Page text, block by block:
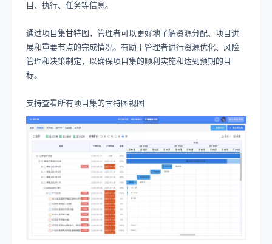
目、执行、任务等信息。
通过项目集甘特图，管理者可以更好地了解资源分配、项目进
展和重要节点的完成情况。有助于管理者进行资源优化、风险
管理和决策制定，以确保项目集的顺利实施和达到预期的目
标。
支持查看所有项目集的甘特图视图